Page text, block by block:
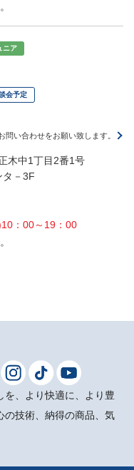
ニア
会予定
い合わせをお願い致します。
木中1丁目2番1号
タ－3F
：00～19：00
を、より快適に、より豊
の技術、納得の商品、気